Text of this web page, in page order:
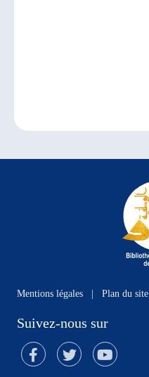
Mentions légales Plan du site
Suivez-nous sur